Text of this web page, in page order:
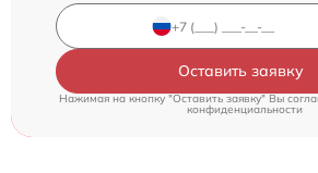
Оставить заявку
Нажимая на кнопку "Оставить заявку" Вы
конфиденциальности